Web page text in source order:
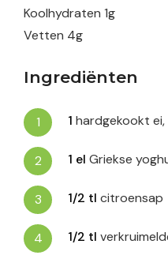
Koolhydraten 1g
Vetten 4g
Ingrediënten
1 hardgekookt
1 el Griekse
1/2 tl citroensap
1/2 tl